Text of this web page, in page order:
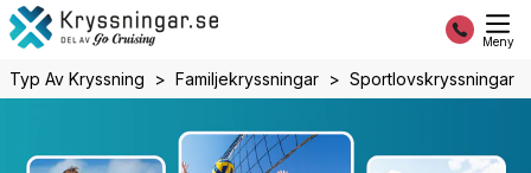
Meny
Typ Av Kryssning Familjekryssningar Sportlovskryssningar